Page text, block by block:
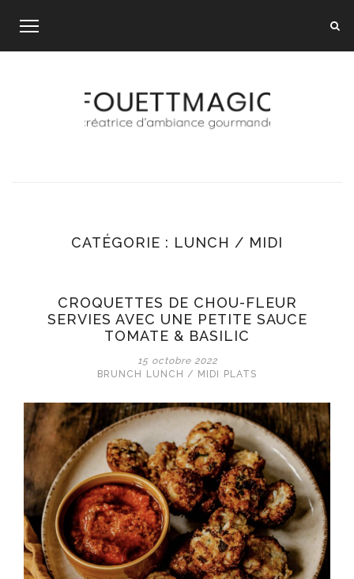
CATÉGORIE : LUNCH / MIDI
CROQUETTES DE CHOU-FLEUR
SERVIES AVEC UNE PETITE SAUCE
TOMATE & BASILIC
15 octobre 2022
BRUNCH
LUNCH / MIDI PLATS